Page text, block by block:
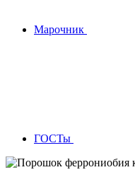
Марочник
ГОСТы